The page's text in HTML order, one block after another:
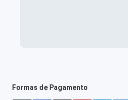
Formas de Pagamento